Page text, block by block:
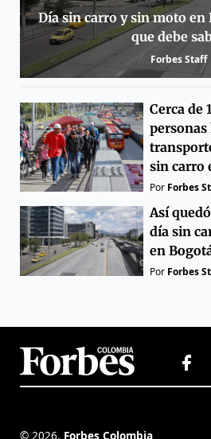
Día sin carro y sin moto en
que debe
Forbes Staff
Cerca de
personas
sin carro
Por Forbes
Así
día sin
en
Por Forbes
© 2026, Forbes Colombia